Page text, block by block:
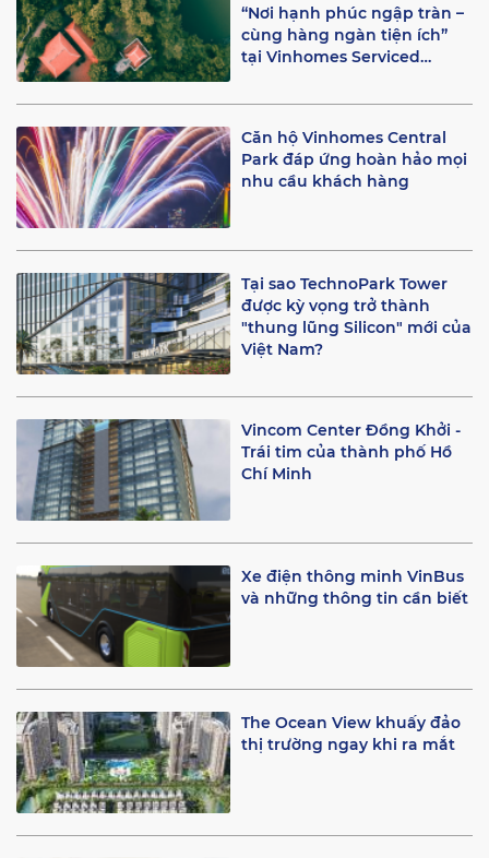
“Nơi hạnh phúc ngập tràn –
cùng hàng ngàn tiện ích”
tại Vinhomes Serviced
Căn hộ Vinhomes Central
Park đáp ứng hoàn hảo mọi
nhu cầu khách hàng
Tại sao TechnoPark Tower
được kỳ vọng trở thành
"thung lũng Silicon" mới của
Việt Nam?
Vincom Center Đồng Khởi -
Trái tim của thành phố Hồ
Chí Minh
Xe điện thông minh VinBus
và những thông tin cần biết
The Ocean View khuấy đảo
thị trường ngay khi ra mắt